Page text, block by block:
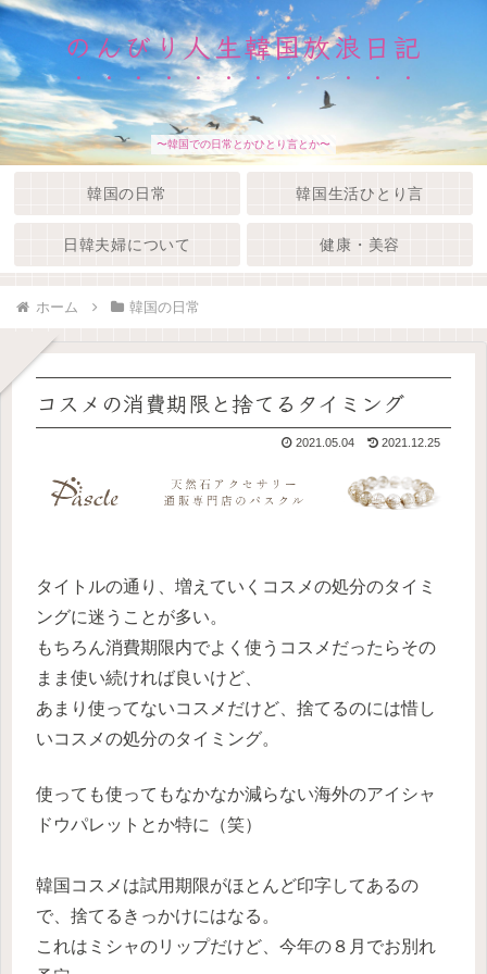
のんびり人生韓国放浪日記
〜韓国での日常とかひとり言とか〜
韓国の日常 韓国生活ひとり言
日韓夫婦について 健康・美容
ホーム 韓国の日常
コスメの消費期限と捨てるタイミング
2021.05.04 2021.12.25
タイトルの通り、増えていくコスメの処分のタイミ
ングに迷うことが多い。
もちろん消費期限内でよく使うコスメだったらその
まま使い続ければ良いけど、
あまり使ってないコスメだけど、捨てるのには惜し
いコスメの処分のタイミング。
使っても使ってもなかなか減らない海外のアイシャ
ドウパレットとか特に（笑）
韓国コスメは試用期限がほとんど印字してあるの
で、捨てるきっかけにはなる。
これはミシャのリップだけど、今年の８月でお別れ